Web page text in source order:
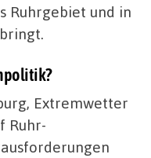
Ruhrgebiet und in
Extremwetter
Ruhr-